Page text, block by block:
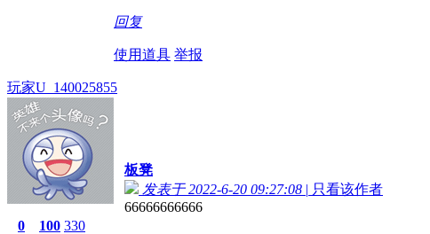
回复
使用道具 举报
玩家U_140025855
0 100 330
板凳
发表于 2022-6-20 09:27:08 | 只看该作者
66666666666